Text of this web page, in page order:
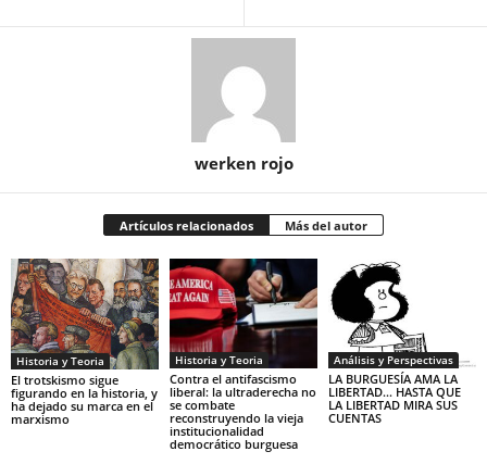
werken rojo
Artículos relacionados Más del autor
Historia y Teoria
El trotskismo sigue
figurando en la historia, y
ha dejado su marca en el
marxismo
Historia y Teoria
Contra el antifascismo
liberal: la ultraderecha no
se combate
reconstruyendo la vieja
institucionalidad
democrático burguesa
Análisis y Perspectivas
LA BURGUESÍA AMA LA
LIBERTAD… HASTA QUE
LA LIBERTAD MIRA SUS
CUENTAS